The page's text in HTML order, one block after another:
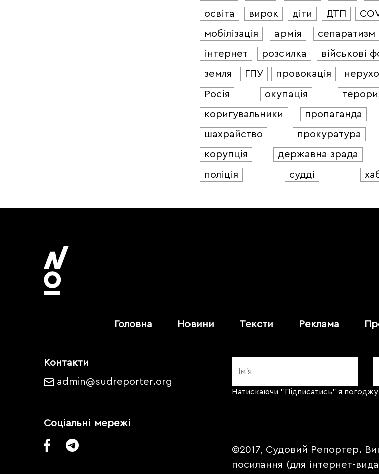
освіта
вирок діти ДТП
мобілізація
армія сепаратизм
інтернет
розсилка військові
земля
ГПУ провокація
Росія
окупація
коригувальники
пропаганда
шахрайство
прокуратура
корупція
державна зрада
поліція
судді
Головна Новини Тексти Реклама
Контакти
admin@sudreporter.org
Соціальні мережі
Натискаючи "Підписатись" я
©2017, Судовий Репортер.
посилання (для інтернет-